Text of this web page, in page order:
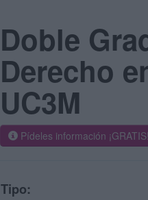
Doble
Derecho
UC3M
Pídeles información ¡GRATIS!
Tipo: